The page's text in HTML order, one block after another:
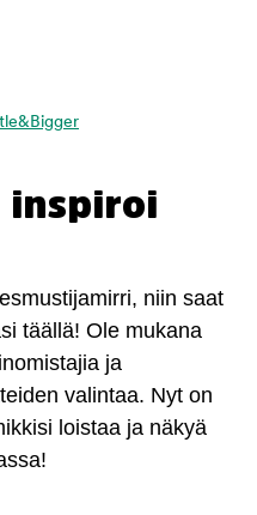
inspiroi
niin saat
täällä! Ole mukana
ja
valintaa. Nyt on
loistaa ja näkyä